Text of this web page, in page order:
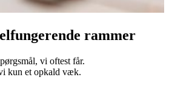
rammer
vi oftest får.
kun et opkald væk.